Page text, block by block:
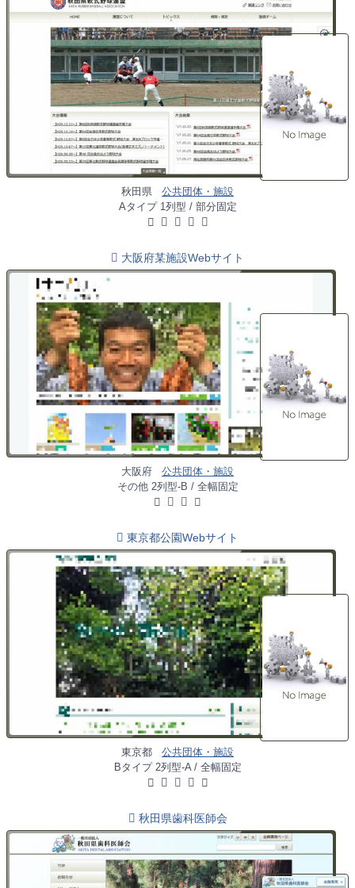
秋田県
公共団体・施設
Aタイプ 1列型 / 部分固定
大阪府某施設Webサイト
大阪府
公共団体・施設
その他 2列型-B / 全幅固定
東京都公園Webサイト
東京都
公共団体・施設
Bタイプ 2列型-A / 全幅固定
秋田県歯科医師会